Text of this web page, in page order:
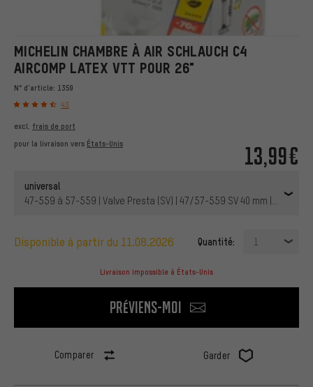
MICHELIN CHAMBRE À AIR SCHLAUCH C4
AIRCOMP LATEX VTT POUR 26"
N° d'article: 1359
43
13,99€
excl. frais de port
pour la livraison vers États-Unis
universal
47-559 à 57-559 | Valve Presta (SV) | 47/57-559 SV 40 mm | 40 mm
disponible à partir du 11.08.2026 Quantité: 1
Livraison impossible à États-Unis
Préviens-moi
Comparer Garder